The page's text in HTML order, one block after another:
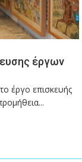
έργων
έργο επισκευής